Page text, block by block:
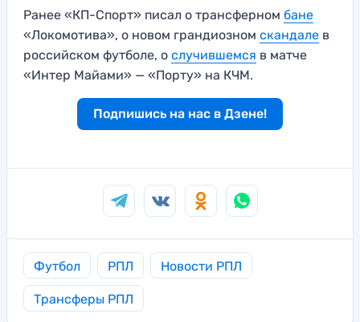
Ранее «КП-Спорт» писал о трансферном бане
«Локомотива», о новом грандиозном скандале в
российском футболе, о случившемся в матче
«Интер Майами» — «Порту» на КЧМ.
Подпишись на нас в Дзене!
Футбол РПЛ Новости РПЛ
Трансферы РПЛ